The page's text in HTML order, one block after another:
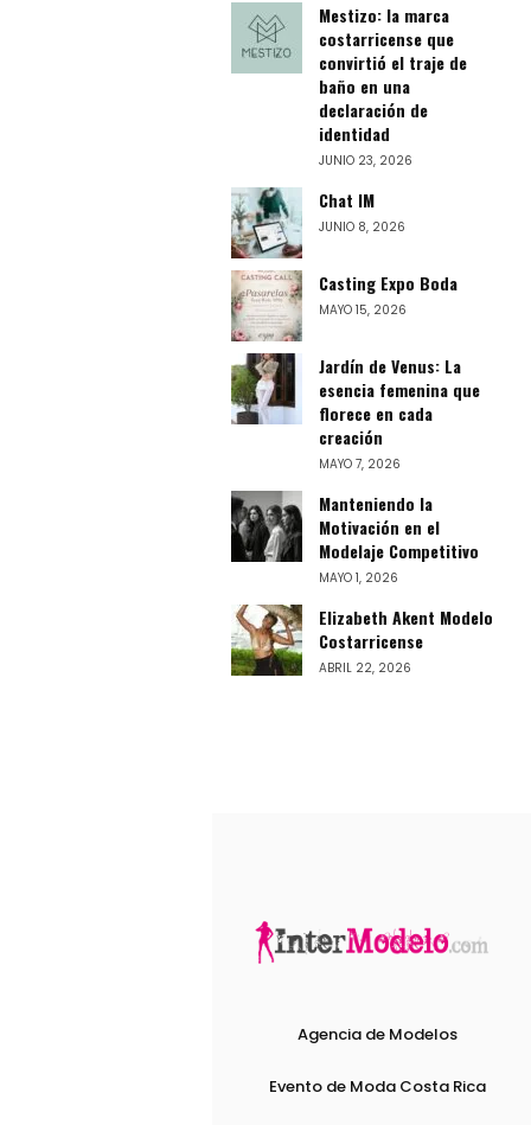
Mestizo: la marca
costarricense que
convirtió el traje de
baño en una
declaración de
identidad
JUNIO 23, 2026
Chat IM
JUNIO 8, 2026
Casting Expo Boda
MAYO 15, 2026
Jardín de Venus: La
esencia femenina que
florece en cada
creación
MAYO 7, 2026
Manteniendo la
Motivación en el
Modelaje Competitivo
MAYO 1, 2026
Elizabeth Akent Modelo
Costarricense
ABRIL 22, 2026
Agencia de Modelos
Evento de Moda Costa Rica